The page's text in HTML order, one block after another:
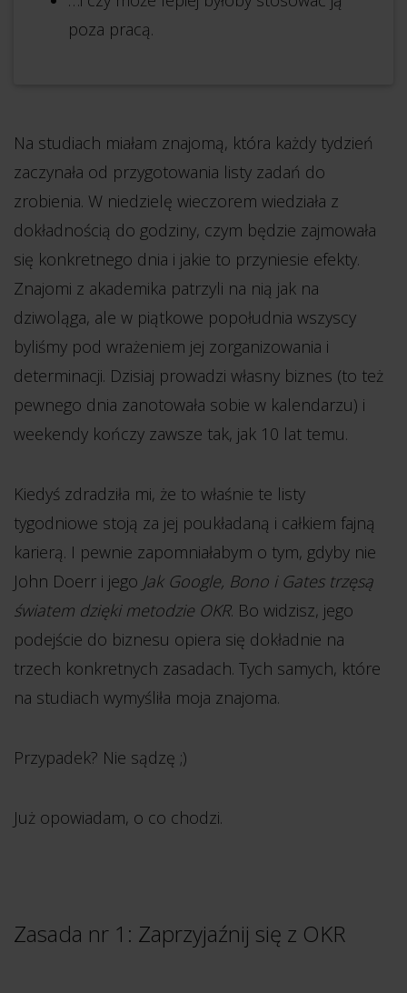
poza pracą.
Na studiach miałam znajomą, która każdy tydzień
zaczynała od przygotowania listy zadań do
zrobienia. W niedzielę wieczorem wiedziała z
dokładnością do godziny, czym będzie zajmowała
się konkretnego dnia i jakie to przyniesie efekty.
Znajomi z akademika patrzyli na nią jak na
dziwoląga, ale w piątkowe popołudnia wszyscy
byliśmy pod wrażeniem jej zorganizowania i
determinacji. Dzisiaj prowadzi własny biznes (to też
pewnego dnia zanotowała sobie w kalendarzu) i
weekendy kończy zawsze tak, jak 10 lat temu.
Kiedyś zdradziła mi, że to właśnie te listy
tygodniowe stoją za jej poukładaną i całkiem fajną
karierą. I pewnie zapomniałabym o tym, gdyby nie
John Doerr i jego Jak Google, Bono i Gates trzęsą
światem dzięki metodzie OKR. Bo widzisz, jego
podejście do biznesu opiera się dokładnie na
trzech konkretnych zasadach. Tych samych, które
na studiach wymyśliła moja znajoma.
Przypadek? Nie sądzę ;)
Już opowiadam, o co chodzi.
Zasada nr 1: Zaprzyjaźnij się z OKR